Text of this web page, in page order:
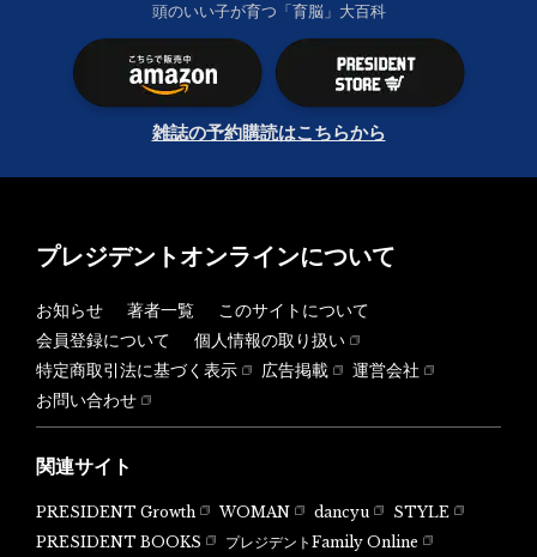
頭のいい子が育つ「育脳」大百科
雑誌の予約購読はこちらから
プレジデントオンラインについて
お知らせ 著者一覧
このサイトについて
会員登録について
個人情報の取り扱い
特定商取引法に基づく表示
広告掲載
運営会社
お問い合わせ
関連サイト
PRESIDENT Growth WOMAN dancyu
STYLE
PRESIDENT BOOKS
プレジデントFamily Online